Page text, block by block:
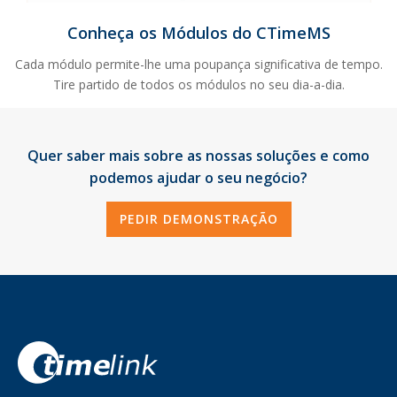
Conheça os Módulos do CTimeMS
Cada módulo permite-lhe uma poupança significativa de tempo.
Tire partido de todos os módulos no seu dia-a-dia.
Quer saber mais sobre as nossas soluções e como
podemos ajudar o seu negócio?
PEDIR DEMONSTRAÇÃO